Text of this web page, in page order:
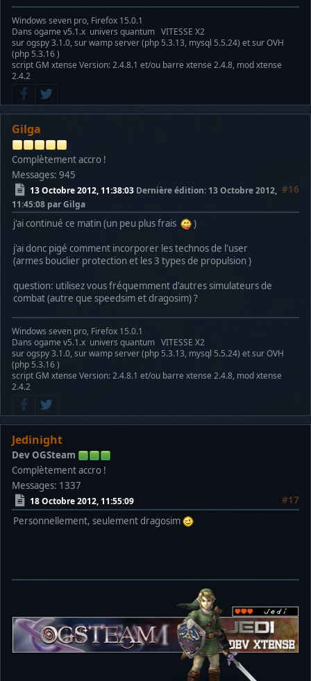
Windows seven pro, Firefox 15.0.1
Dans ogame v5.1.x univers quantum VITESSE X2
sur ogspy 3.1.0, sur wamp server (php 5.3.13, mysql 5.5.24) et sur OVH
(php 5.3.16 )
script GM xtense Version: 2.4.8.1 et/ou barre xtense 2.4.8, mod xtense
2.4.2
Gilga
Complètement accro !
Messages: 945
13 Octobre 2012, 11:38:03 #16
Dernière édition: 13 Octobre 2012,
11:45:08 par Gilga
j'ai continué ce matin (un peu plus frais
)
j'ai donc pigé comment incorporer les technos de l'user
(armes bouclier protection et les 3 types de propulsion )
question: utilisez vous fréquemment d'autres simulateurs de
combat (autre que speedsim et dragosim) ?
Windows seven pro, Firefox 15.0.1
Dans ogame v5.1.x univers quantum VITESSE X2
sur ogspy 3.1.0, sur wamp server (php 5.3.13, mysql 5.5.24) et sur OVH
(php 5.3.16 )
script GM xtense Version: 2.4.8.1 et/ou barre xtense 2.4.8, mod xtense
2.4.2
Jedinight
Dev OGSteam
Complètement accro !
Messages: 1337
18 Octobre 2012, 11:55:09
#17
Personnellement, seulement dragosim